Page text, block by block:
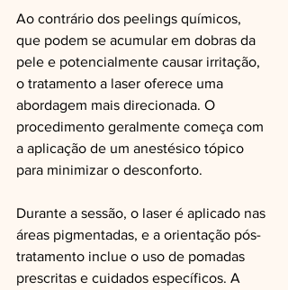
Ao contrário dos peelings químicos,
que podem se acumular em dobras da
pele e potencialmente causar irritação,
o tratamento a laser oferece uma
abordagem mais direcionada. O
procedimento geralmente começa com
a aplicação de um anestésico tópico
para minimizar o desconforto.
Durante a sessão, o laser é aplicado nas
áreas pigmentadas, e a orientação pós-
tratamento inclue o uso de pomadas
prescritas e cuidados específicos. A